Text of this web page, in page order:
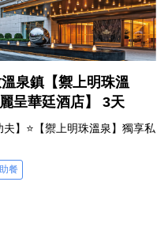
泉鎮【禦上明珠溫
呈華廷酒店】 3天
】⭐【禦上明珠溫泉】獨享私
餐